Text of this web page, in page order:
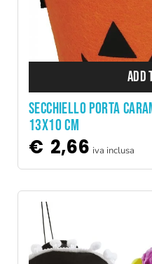
ADD
SECCHIELLO PORTA
13X10 CM
€ 2,66 iva inclusa